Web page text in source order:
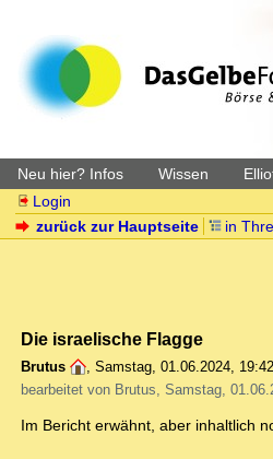
Neu hier? Infos Wissen
Login
zurück zur Hauptseite
in
Die israelische Flagge
Brutus , Samstag, 01.06.2024, 19:42
bearbeitet von Brutus, Samstag,
Im Bericht erwähnt, aber inhaltlich